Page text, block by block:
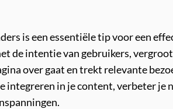
is een essentiële tip voor een
de intentie van gebruikers,
over gaat en trekt relevante
in je content, verbeter je